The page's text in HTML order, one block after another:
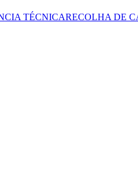
TÉCNICARECOLHA DE